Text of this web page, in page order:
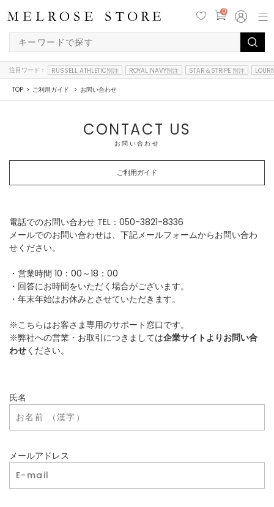
0
注目ワード： RUSSELL ATHLETIC別注 ROYAL NAVY別注 STAR＆STRIPE 別注
TOP ご利用ガイド お問い合わせ
CONTACT US
お問い合わせ
ご利用ガイド
電話でのお問い合わせ TEL：050-3821-8336
メールでのお問い合わせは、下記メールフォームからお問い合わ
せください。
・営業時間 10：00～18：00
・回答にお時間をいただく場合がございます。
・年末年始はお休みとさせていただきます。
※こちらはお客さま専用のサポート窓口です。
※弊社への営業・お取引につきましては企業サイトよりお問い合
わせください。
氏名
メールアドレス